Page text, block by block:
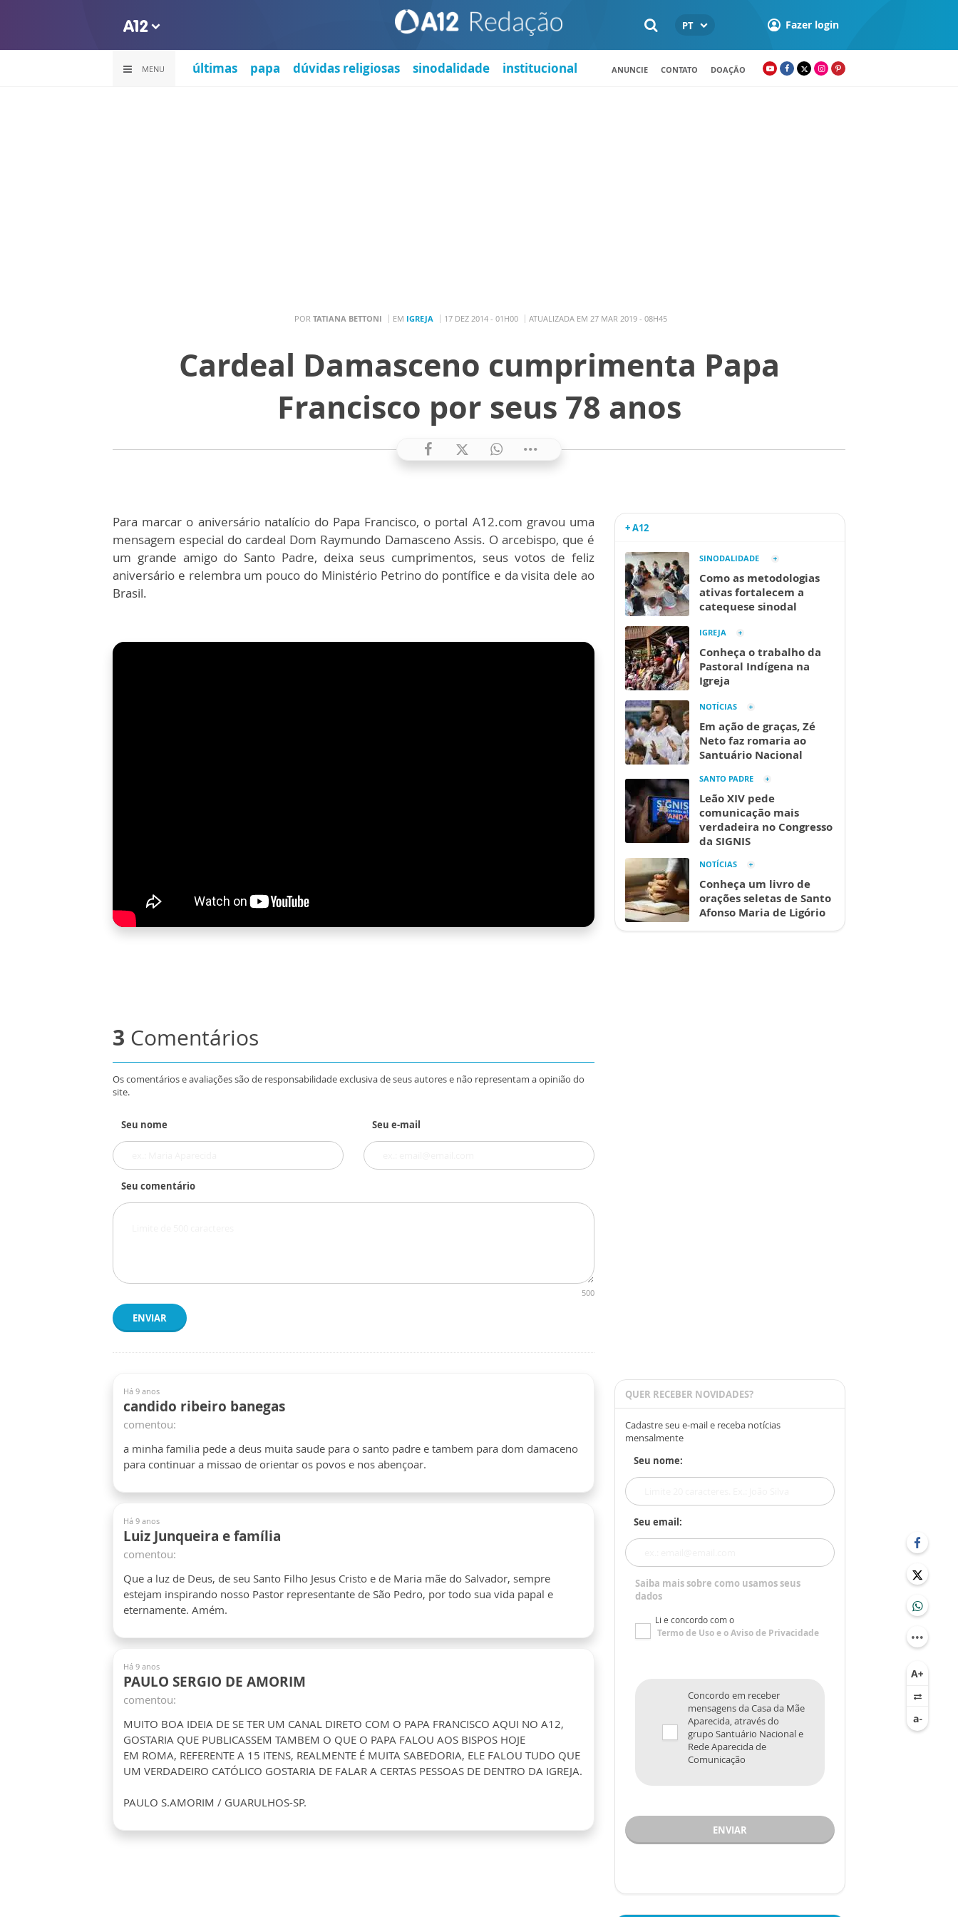
PT Fazer login
MENU últimas papa dúvidas religiosas sinodalidade institucional ANUNCIE CONTATO DOAÇÃO
POR TATIANA BETTONI EM IGREJA 17 DEZ 2014 - 01H00 ATUALIZADA EM 27 MAR 2019 - 08H45
Cardeal Damasceno cumprimenta Papa
Francisco por seus 78 anos
Para marcar o aniversário natalício do Papa Francisco, o portal A12.com gravou uma
mensagem especial do cardeal Dom Raymundo Damasceno Assis. O arcebispo, que é
um grande amigo do Santo Padre, deixa seus cumprimentos, seus votos de feliz
aniversário e relembra um pouco do Ministério Petrino do pontífice e da visita dele ao
Brasil.
3 Comentários
Os comentários e avaliações são de responsabilidade exclusiva de seus autores e não representam a opinião do
site.
Seu nome Seu e-mail
Seu comentário
500
ENVIAR
Há 9 anos
candido ribeiro banegas
comentou:
a minha familia pede a deus muita saude para o santo padre e tambem para dom damaceno
para continuar a missao de orientar os povos e nos abençoar.
Há 9 anos
Luiz Junqueira e família
comentou:
Que a luz de Deus, de seu Santo Filho Jesus Cristo e de Maria mãe do Salvador, sempre
estejam inspirando nosso Pastor representante de São Pedro, por todo sua vida papal e
eternamente. Amém.
Há 9 anos
PAULO SERGIO DE AMORIM
comentou:
MUITO BOA IDEIA DE SE TER UM CANAL DIRETO COM O PAPA FRANCISCO AQUI NO A12,
GOSTARIA QUE PUBLICASSEM TAMBEM O QUE O PAPA FALOU AOS BISPOS HOJE
EM ROMA, REFERENTE A 15 ITENS, REALMENTE É MUITA SABEDORIA, ELE FALOU TUDO QUE
UM VERDADEIRO CATÓLICO GOSTARIA DE FALAR A CERTAS PESSOAS DE DENTRO DA IGREJA.
PAULO S.AMORIM / GUARULHOS-SP.
+ A12
SINODALIDADE
Como as metodologias
ativas fortalecem a
catequese sinodal
IGREJA
Conheça o trabalho da
Pastoral Indígena na
Igreja
NOTÍCIAS
Em ação de graças, Zé
Neto faz romaria ao
Santuário Nacional
SANTO PADRE
Leão XIV pede
comunicação mais
verdadeira no Congresso
da SIGNIS
NOTÍCIAS
Conheça um livro de
orações seletas de Santo
Afonso Maria de Ligório
QUER RECEBER NOVIDADES?
Cadastre seu e-mail e receba notícias
mensalmente
Seu nome:
Seu email:
Saiba mais sobre como usamos seus
dados
Li e concordo com o
Termo de Usoe oAviso de Privacidade
Concordo em receber
mensagens da Casa da Mãe
Aparecida, através do
grupo Santuário Nacional e
Rede Aparecida de
Comunicação
ENVIAR